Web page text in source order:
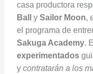
casa productora
Ball
y Sailor Moon,
el programa de
Sakuga Academy.
experimentados
y contratarán a los